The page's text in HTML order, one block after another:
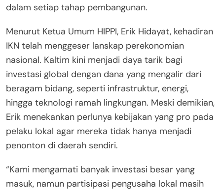
dalam setiap tahap pembangunan.
Menurut Ketua Umum HIPPI, Erik Hidayat, kehadiran
IKN telah menggeser lanskap perekonomian
nasional. Kaltim kini menjadi daya tarik bagi
investasi global dengan dana yang mengalir dari
beragam bidang, seperti infrastruktur, energi,
hingga teknologi ramah lingkungan. Meski demikian,
Erik menekankan perlunya kebijakan yang pro pada
pelaku lokal agar mereka tidak hanya menjadi
penonton di daerah sendiri.
“Kami mengamati banyak investasi besar yang
masuk, namun partisipasi pengusaha lokal masih